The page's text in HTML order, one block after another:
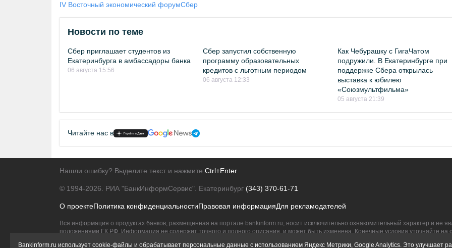
IV Восточный экономический форумСбер
Новости по теме
Сбер приглашает студентов из
Екатеринбурга в амбассадоры банка
06 августа 15:56
Сбер запустил собственную
программу образовательных
кредитов с льготным периодом
06 августа 12:33
Как Чебурашку с ГигаЧатом
подружили. В Екатеринбурге при
поддержке Сбера открылась
выставка к юбилею
«Союзмультфильма»
05 августа 21:39
Читайте нас в
Нашли ошибку? Выделите текст и нажмите Ctrl+Enter
© 1994-2026. РИА "БанкИнформСервис". Екатеринбург (343) 370-61-71
О проектеПолитика конфиденциальностиПравовая информацияДля рекламодателей
Вся информация о продуктах банков, размещенная на портале bankinform.ru, носит исключительно ознакомительный характер и не
положениями ГК РФ. Информация не содержит точного и полного описания, и может быть изменена. Конечные условия уточняйте на
Bankinform.ru использует cookie-файлы и обрабатывает персональные данные с использованием Яндекс Метрики, Google Analytics. Это улучшает